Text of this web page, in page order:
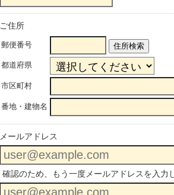
ご住所
郵便番号 住所検索
都道府県
市区町村
番地・建物名
メールアドレス
確認のため、もう一度メールアドレスを入力